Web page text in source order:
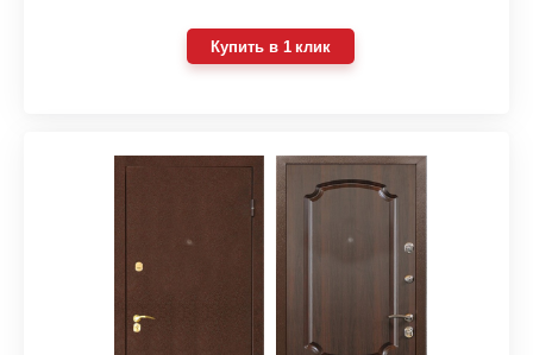
Купить в 1 клик